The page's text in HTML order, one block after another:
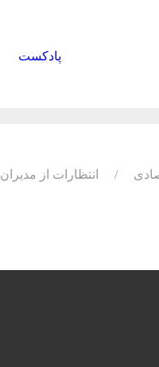
پادکست
انتظارات از